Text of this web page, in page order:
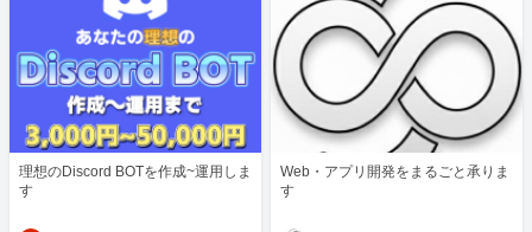
理想のDiscord BOTを作成~運用しま
す
Web・アプリ開発をまるごと承りま
す